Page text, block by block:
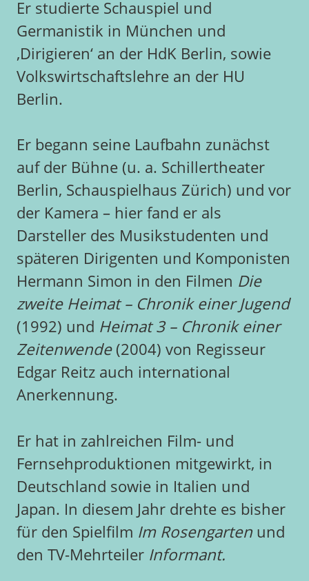
Er studierte Schauspiel und
Germanistik in München und
‚Dirigieren‘ an der HdK Berlin, sowie
Volkswirtschaftslehre an der HU
Berlin.
Er begann seine Laufbahn zunächst
auf der Bühne (u. a. Schillertheater
Berlin, Schauspielhaus Zürich) und vor
der Kamera – hier fand er als
Darsteller des Musikstudenten und
späteren Dirigenten und Komponisten
Hermann Simon in den Filmen Die
zweite Heimat – Chronik einer Jugend
(1992) und Heimat 3 – Chronik einer
Zeitenwende(2004) von Regisseur
Edgar Reitz auch international
Anerkennung.
Er hat in zahlreichen Film- und
Fernsehproduktionen mitgewirkt, in
Deutschland sowie in Italien und
Japan. In diesem Jahr drehte es bisher
für den Spielfilm Im Rosengarten und
den TV-Mehrteiler Informant.